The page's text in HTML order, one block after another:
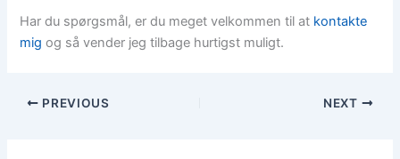
Har du spørgsmål, er du meget velkommen til at kontakte
mig og så vender jeg tilbage hurtigst muligt.
PREVIOUS NEXT